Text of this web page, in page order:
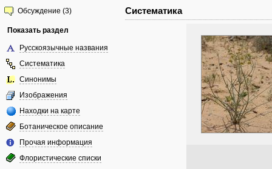
Обсуждение (3)
Показать раздел
Русскоязычные названия
Систематика
Синонимы
Изображения
Находки на карте
Ботаническое описание
Прочая информация
Флористические списки
Систематика